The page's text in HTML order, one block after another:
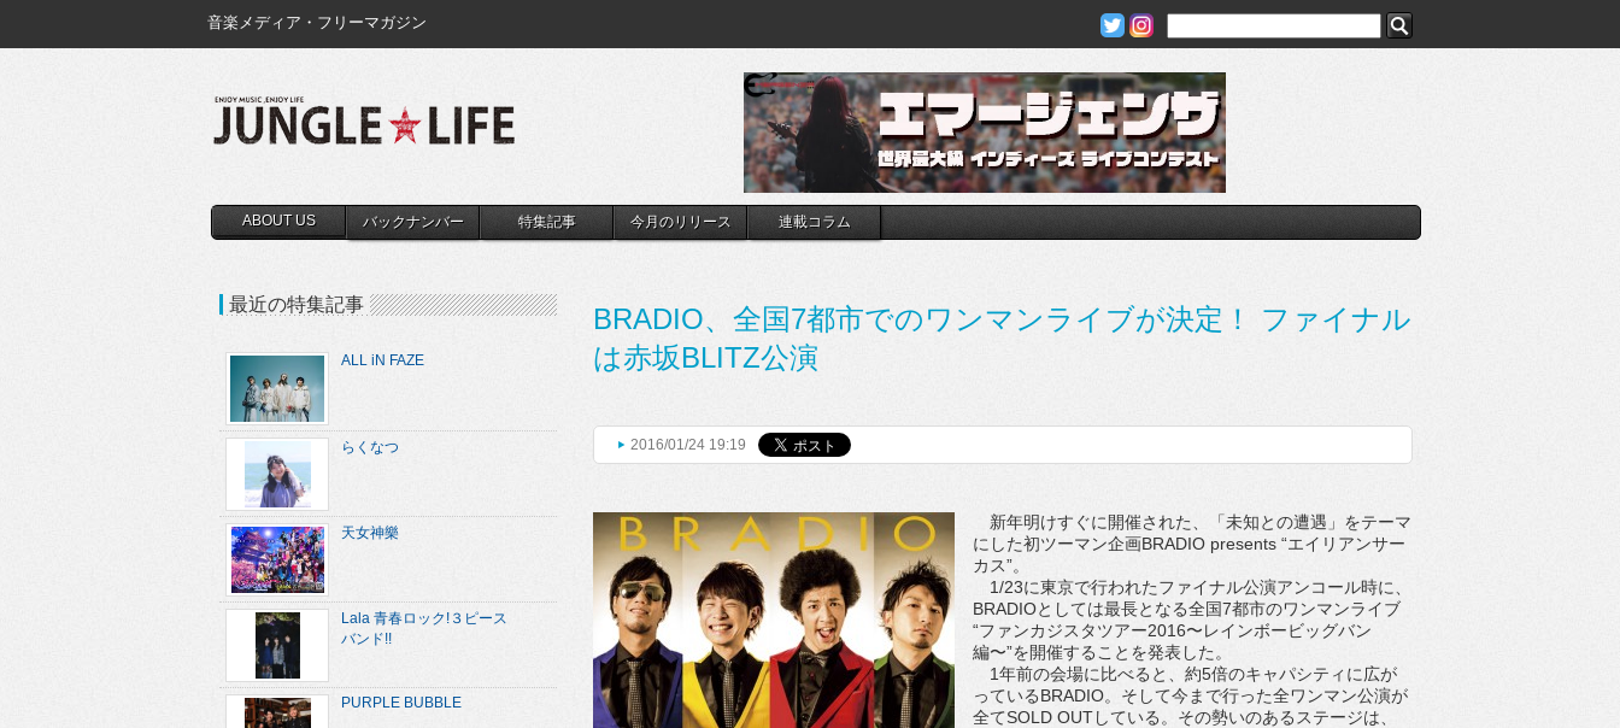
音楽メディア・フリーマガジン
ABOUT US バックナンバー 特集記事 今月のリリース 連載コラム
BRADIO、全国7都市でのワンマンライブが決定！ ファイナル
は赤坂BLITZ公演
2016/01/24 19:19
新年明けすぐに開催された、「未知との遭遇」をテーマ
にした初ツーマン企画BRADIO presents “エイリアンサー
カス”。
1/23に東京で行われたファイナル公演アンコール時に、
BRADIOとしては最長となる全国7都市のワンマンライブ
“ファンカジスタツアー2016〜レインボービッグバン
編〜”を開催することを発表した。
1年前の会場に比べると、約5倍のキャパシティに広が
っているBRADIO。そして今まで行った全ワンマン公演が
全てSOLD OUTしている。その勢いのあるステージは、
最近の特集記事
ALL iN FAZE
らくなつ
天女神樂
Lala 青春ロック!３ピース
バンド!!
PURPLE BUBBLE